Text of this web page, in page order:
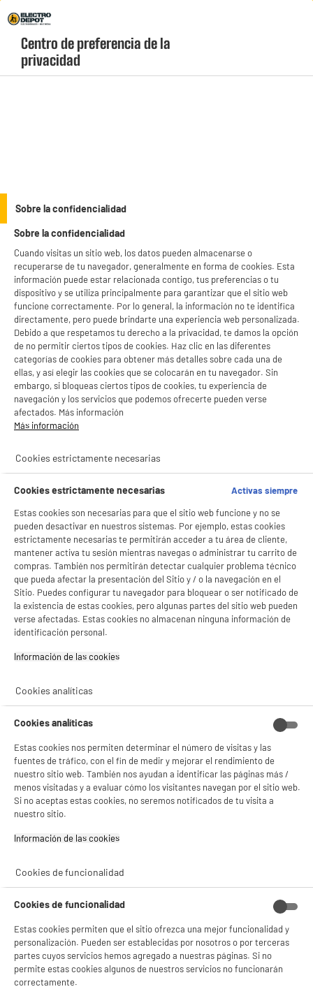
Menú
geolocation-header-icon-text
account
Vive los partidos a lo
grande
No te pierdas ni una
jugada
Desde el salón como en el
estadio
El picoteo del entretiempo
productItem_availability_txt-
current-store
LEGANÉS, MADRID
productItem__availability-
change-btn
product_list_sticky_button_Filter
B
★★★★★
★★★★★
4.6/5(22)
compare_product
Movil XIAOMI Redmi A5 4G 64Gb Negro
pantalla : 6,88 ", IPS - 120Hz, 1640 x 720p HD+
Capacidad de la batería (mAh) : 5200 mAh
78€ 96
3.2/5(23 )
compare_product
Tipo : Cascos diadema inalámbricos
Ventajas producto :
9€96
★★★★★
★★★★★
4.5/5(147)
Reloj inteligente XIAOMI Redmi Watch 5 Lite
Pantalla : AMOLED
Autonomía media : 18 d
Número de modos de deporte : 150
43 €96
Rechazar todas
BIENVENIDO a ELECTRO
DEPOT
Con el fin de mejorar tu experiencia, y tras tu consentimiento, ELECTRO DEPOT
y sus socios utilizan cookies que procesan tus datos personales para:
- compartir contenido adaptado a tus preferencias
- ofrecer publicidad y comunicaciones personalizadas
- facilitar el intercambio de contenido en las redes sociales
- analizar el tráfico en nuestro sitio web Consulta la política de cookies.
Consulta la política de cookies.
Si aceptas, la experiencia será aún mejor. Si no acepta, se utilizarán cookies
¡Buena visita!
Gestionar cookies
Centro de preferencia de la
privacidad
Sobre la confidencialidad
Sobre la confidencialidad
Cuando visitas un sitio web, los datos pueden almacenarse o
recuperarse de tu navegador, generalmente en forma de cookies. Esta
información puede estar relacionada contigo, tus preferencias o tu
dispositivo y se utiliza principalmente para garantizar que el sitio web
funcione correctamente. Por lo general, la información no te identifica
directamente, pero puede brindarte una experiencia web personalizada.
Debido a que respetamos tu derecho a la privacidad, te damos la opción
de no permitir ciertos tipos de cookies. Haz clic en las diferentes
categorías de cookies para obtener más detalles sobre cada una de
ellas, y así elegir las cookies que se colocarán en tu navegador. Sin
embargo, si bloqueas ciertos tipos de cookies, tu experiencia de
navegación y los servicios que podemos ofrecerte pueden verse
afectados. Más información
Más información
Cookies estrictamente necesarias
Cookies estrictamente necesarias
Activas siempre
Estas cookies son necesarias para que el sitio web funcione y no se
pueden desactivar en nuestros sistemas. Por ejemplo, estas cookies
estrictamente necesarias te permitirán acceder a tu área de cliente,
mantener activa tu sesión mientras navegas o administrar tu carrito de
compras. También nos permitirán detectar cualquier problema técnico
que pueda afectar la presentación del Sitio y / o la navegación en el
Sitio. Puedes configurar tu navegador para bloquear o ser notificado de
la existencia de estas cookies, pero algunas partes del sitio web pueden
verse afectadas. Estas cookies no almacenan ninguna información de
identificación personal.
Información de las cookies‎
Cookies analíticas
Cookies analíticas
Estas cookies nos permiten determinar el número de visitas y las
fuentes de tráfico, con el fin de medir y mejorar el rendimiento de
nuestro sitio web. También nos ayudan a identificar las páginas más /
menos visitadas y a evaluar cómo los visitantes navegan por el sitio web.
Si no aceptas estas cookies, no seremos notificados de tu visita a
nuestro sitio.
Información de las cookies‎
Cookies de funcionalidad
Cookies de funcionalidad
Estas cookies permiten que el sitio ofrezca una mejor funcionalidad y
personalización. Pueden ser establecidas por nosotros o por terceras
partes cuyos servicios hemos agregado a nuestras páginas. Si no
permite estas cookies algunos de nuestros servicios no funcionarán
correctamente.